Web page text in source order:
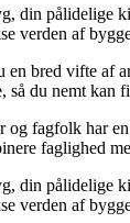
din pålidelige
verden af
en bred vifte af
så du nemt
og fagfolk har
faglighed
din pålidelige
verden af